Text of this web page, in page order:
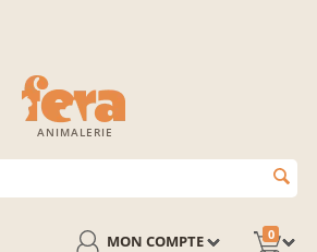
ANIMALERIE
0
MON COMPTE